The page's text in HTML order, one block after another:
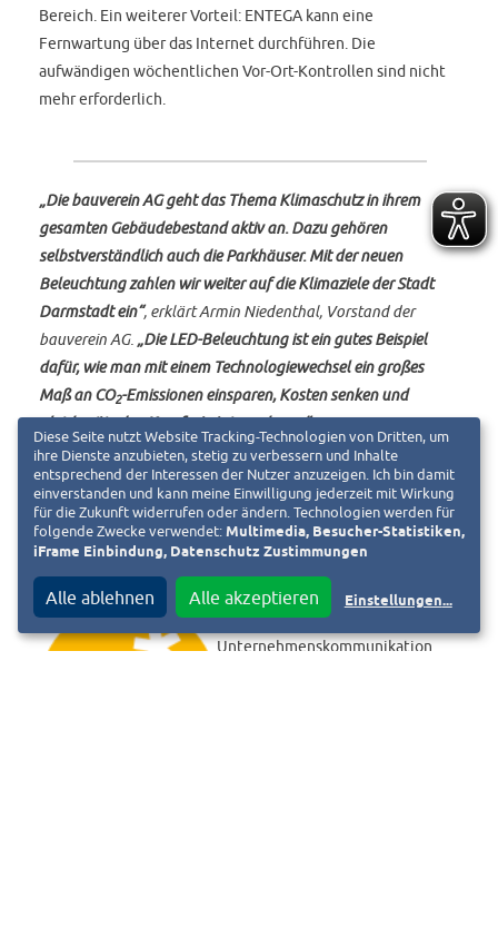
Bereich. Ein weiterer Vorteil: ENTEGA kann eine
Fernwartung über das Internet durchführen. Die
aufwändigen wöchentlichen Vor-Ort-Kontrollen sind nicht
mehr erforderlich.
„Die bauverein AG geht das Thema Klimaschutz in ihrem
gesamten Gebäudebestand aktiv an. Dazu gehören
selbstverständlich auch die Parkhäuser. Mit der neuen
Beleuchtung zahlen wir weiter auf die Klimaziele der Stadt
Darmstadt ein“, erklärt Armin Niedenthal, Vorstand der
bauverein AG. „Die LED-Beleuchtung ist ein gutes Beispiel
dafür, wie man mit einem Technologiewechsel ein großes
Maß an CO2-Emissionen einsparen, Kosten senken und
gleichzeitig den Komfort steigern kann.“
Pressemitteilung der ENTEGA AG vom 21.09.2021
Michael Ortmanns
Unternehmenskommunikation
Diese Seite nutzt Website Tracking-Technologien von Dritten, um
ihre Dienste anzubieten, stetig zu verbessern und Inhalte
entsprechend der Interessen der Nutzer anzuzeigen. Ich bin damit
einverstanden und kann meine Einwilligung jederzeit mit Wirkung
für die Zukunft widerrufen oder ändern. Technologien werden für
folgende Zwecke verwendet: Multimedia, Besucher-Statistiken,
iFrame Einbindung, Datenschutz Zustimmungen
Alle ablehnen Alle akzeptieren Einstellungen...